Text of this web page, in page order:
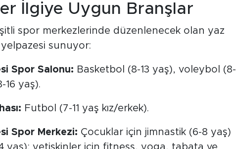
İlgiye Uygun Branşlar
spor merkezlerinde düzenlenecek olan yaz
sunuyor:
Spor Salonu: Basketbol (8-13 yaş), voleybol (8-
16 yaş).
Futbol (7-11 yaş kız/erkek).
Spor Merkezi: Çocuklar için jimnastik (6-8 yaş)
yaş); yetişkinler için fitness, yoga, tabata ve